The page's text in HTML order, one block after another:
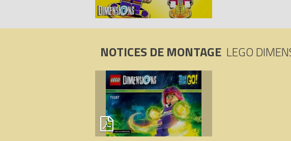
NOTICES DE MONTAGE LEGO